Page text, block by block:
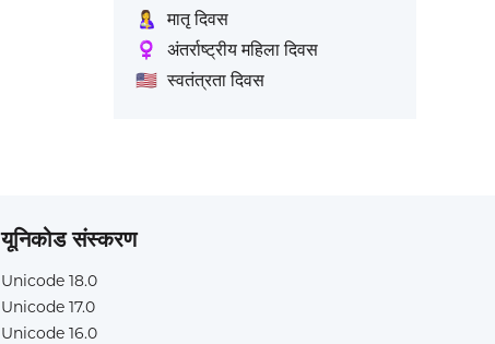
🤱
मातृ दिवस
♀️
अंतर्राष्ट्रीय महिला दिवस
🇺🇸 स्वतंत्रता दिवस
यूनिकोड संस्करण
Unicode 18.0
Unicode 17.0
Unicode 16.0